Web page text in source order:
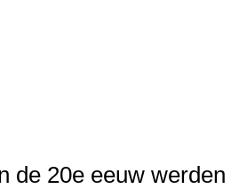
de 20e eeuw